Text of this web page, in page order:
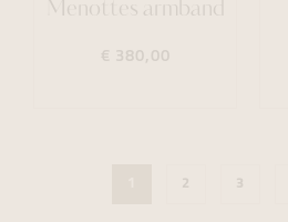
Menottes armband
€ 380,00
2 3